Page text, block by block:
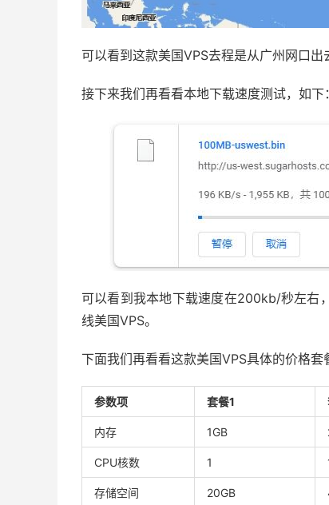
可以看到这款美国VPS去程是从广州网口出
接下来我们再看看本地下载速度测试，如下：
可以看到我本地下载速度在200kb/秒左右
线美国VPS。
下面我们再看看这款美国VPS具体的价格套
参数项 套餐1
内存 1GB
CPU核数 1
存储空间 20GB